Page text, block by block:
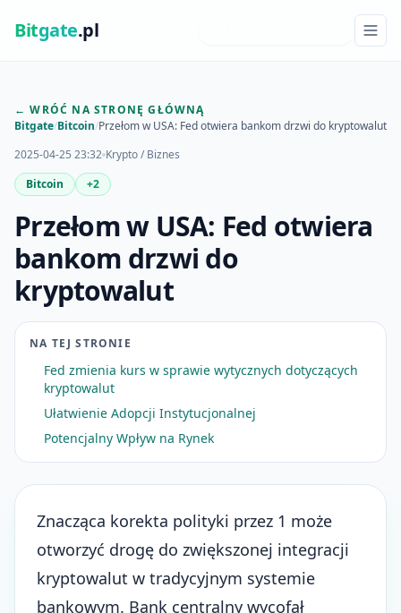
Bitgate.pl
← WRÓĆ NA STRONĘ GŁÓWNĄ
Bitgate/Bitcoin/Przełom w USA: Fed otwiera bankom drzwi do kryptowalut
2025-04-25 23:32 Krypto / Biznes
Bitcoin
+2
Przełom w USA: Fed otwiera
bankom drzwi do
kryptowalut
NA TEJ STRONIE
Fed zmienia kurs w sprawie wytycznych dotyczących
kryptowalut
Ułatwienie Adopcji Instytucjonalnej
Potencjalny Wpływ na Rynek
Znacząca korekta polityki przez 1 może
otworzyć drogę do zwiększonej integracji
kryptowalut w tradycyjnym systemie
bankowym. Bank centralny wycofał